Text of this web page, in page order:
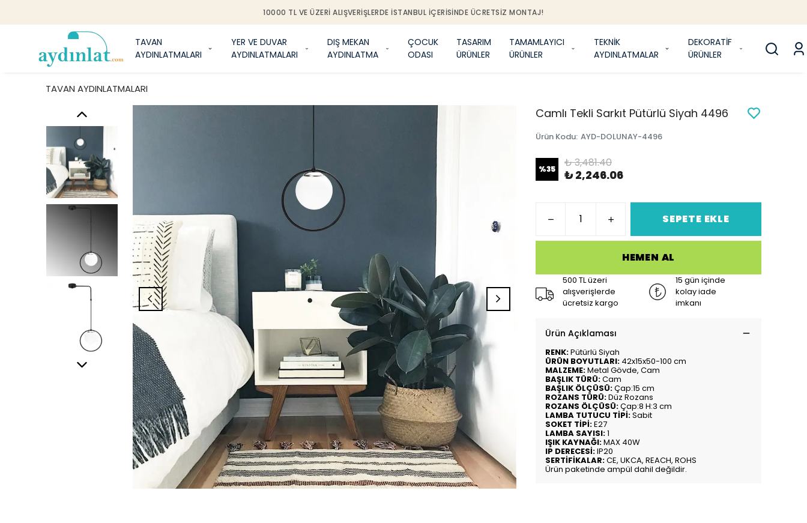
10000 TL VE ÜZERI ALIŞVERIŞLERDE İSTANBUL IÇERISINDE ÜCRETSIZ MONTAJ!
TAVAN
AYDINLATMALARI
YER VE DUVAR
AYDINLATMALARI
DIŞ MEKAN
AYDINLATMA
ÇOCUK
ODASI
TASARIM
ÜRÜNLER
TAMAMLAYICI
ÜRÜNLER
TEKNİK
AYDINLATMALAR
DEKORATİF
ÜRÜNLER
TAVAN AYDINLATMALARI
Camlı Tekli Sarkıt Pütürlü Siyah 4496
Ürün Kodu: AYD-DOLUNAY-4496
%35 ₺ 3,481.40
₺ 2,246.06
SEPETE EKLE
HEMEN AL
500 TL üzeri
alışverişlerde
ücretsiz kargo
15 gün içinde
kolay iade
imkanı
Ürün Açıklaması
RENK:Pütürlü Siyah
ÜRÜN BOYUTLARI: 42x15x50-100 cm
MALZEME:Metal Gövde, Cam
BAŞLIK TÜRÜ:Cam
BAŞLIK ÖLÇÜSÜ:Çap:15 cm
ROZANS TÜRÜ:Düz Rozans
ROZANS ÖLÇÜSÜ:Çap:8 H:3 cm
LAMBA TUTUCU TİPİ:Sabit
SOKET TİPİ:E27
LAMBA SAYISI:1
IŞIK KAYNAĞI:MAX 40W
IP DERECESİ:IP20
SERTİFİKALAR:CE, UKCA, REACH, ROHS
Ürün paketinde ampül dahil değildir.